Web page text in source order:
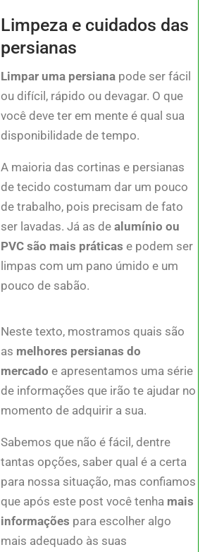
Limpeza e cuidados das
persianas
Limpar uma persiana pode ser fácil
ou difícil, rápido ou devagar. O que
você deve ter em mente é qual sua
disponibilidade de tempo.
A maioria das cortinas e persianas
de tecido costumam dar um pouco
de trabalho, pois precisam de fato
ser lavadas. Já as dealumínio ou
PVC são mais práticas e podem ser
limpas com um pano úmido e um
pouco de sabão.
Neste texto, mostramos quais são
as melhores persianas do
mercadoe apresentamos uma série
de informações que irão te ajudar no
momento de adquirir a sua.
Sabemos que não é fácil, dentre
tantas opções, saber qual é a certa
para nossa situação, mas confiamos
que após este post você tenha mais
informações para escolher algo
mais adequado às suas